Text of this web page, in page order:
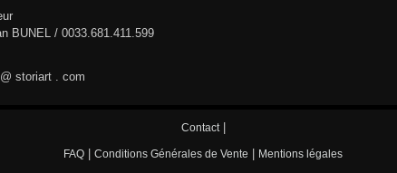
BUNEL / 0033.681.411.599
storiart . com
Contact|
FAQ Conditions Générales de Vente Mentions légales